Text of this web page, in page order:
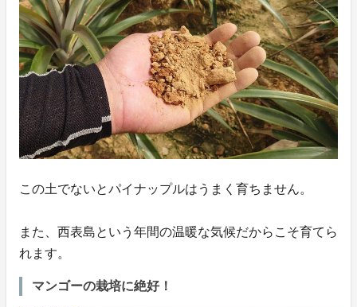
この土でないとパイナップルはうまく育ちません。
また、西表島という年間の温暖な気候だからこそ育てら
れます。
マンゴーの栽培に絶好！